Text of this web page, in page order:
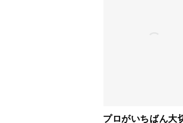
プロがいちばん大